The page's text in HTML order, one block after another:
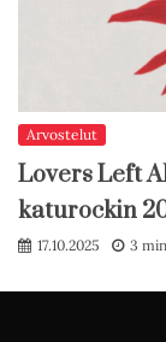
Arvostelut
Lovers Left
katurockin
17.10.2025 3